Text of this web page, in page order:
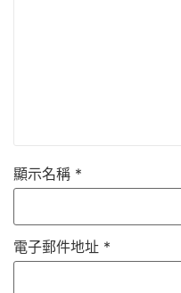
顯示名稱 *
電子郵件地址 *